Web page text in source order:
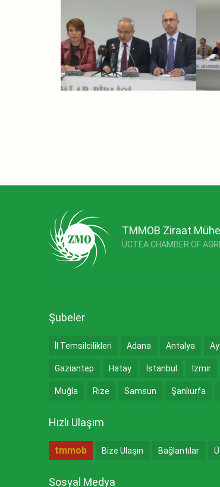
TMMOB Ziraat
UCTEA CHAMBER OF
Şubeler
İl Temsilcilikleri Adana Antalya
Gaziantep Hatay İstanbul İzmir
Muğla Rize Samsun Şanlıurfa
Hızlı Ulaşım
tmmob Bize Ulaşın Bağlantılar
Sosyal Medya